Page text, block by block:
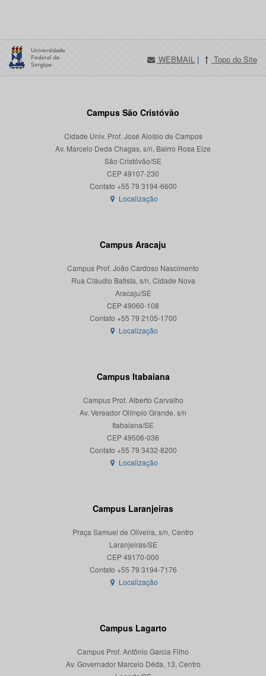
WEBMAIL | Topo do Site
Campus São Cristóvão
Cidade Univ. Prof. José Aloísio de Campos
Av. Marcelo Deda Chagas, s/n, Bairro Rosa Elze
São Cristóvão/SE
CEP 49107-230
Localização
Campus Aracaju
Campus Prof. João Cardoso Nascimento
Rua Cláudio Batista, s/n, Cidade Nova
Aracaju/SE
CEP 49060-108
Localização
Campus Itabaiana
Campus Prof. Alberto Carvalho
Av. Vereador Olímpio Grande, s/n
Itabaiana/SE
CEP 49506-036
Localização
Campus Laranjeiras
Praça Samuel de Oliveira, s/n, Centro
Laranjeiras/SE
CEP 49170-000
Localização
Campus Lagarto
Campus Prof. Antônio Garcia Filho
Av. Governador Marcelo Déda, 13, Centro